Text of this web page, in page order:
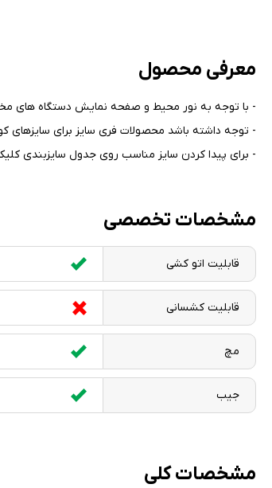
معرفی محصول
- با توجه به نور محیط و صفحه نمایش دستگاه های
- توجه داشته باشد محصولات فری سایز برای سایزهای
- برای پیدا کردن سایز مناسب روی جدول سایزبندی
مشخصات تخصصی
قابلیت اتو کشی
قابلیت کشسانی
مچ
جیب
مشخصات کلی